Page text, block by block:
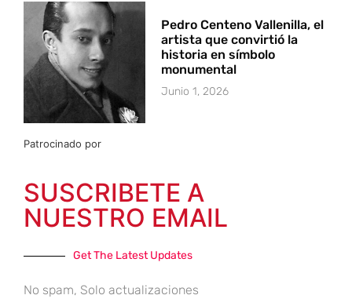
Pedro Centeno Vallenilla, el
artista que convirtió la
historia en símbolo
monumental
Junio 1, 2026
Patrocinado por
SUSCRIBETE A
NUESTRO EMAIL
Get The Latest Updates
No spam, Solo actualizaciones